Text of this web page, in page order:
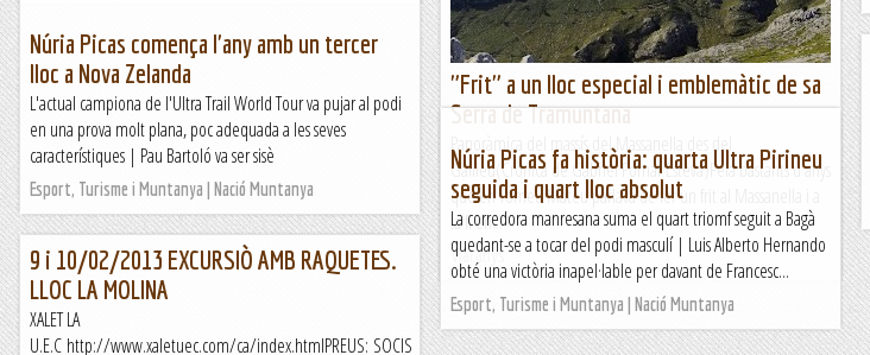
"Frit" a un lloc especial i emblemàtic de sa
Serra de Tramuntana
Panoràmica del massís del Massanella des del
Galileu(Crònica de Gabriel Pomar Esteva)Feia bastants d'anys
que en Tomeu Mateu parlava de fer un frit al Massanella i a
la fi en...
Viaranys
Núria Picas comença l'any amb un tercer
lloc a Nova Zelanda
L'actual campiona de l'Ultra Trail World Tour va pujar al podi
en una prova molt plana, poc adequada a les seves
característiques | Pau Bartoló va ser sisè
Esport, Turisme i Muntanya | Nació Muntanya
Núria Picas fa història: quarta Ultra Pirineu
seguida i quart lloc absolut
La corredora manresana suma el quart triomf seguit a Bagà
quedant-se a tocar del podi masculí | Luis Alberto Hernando
obté una victòria inapel·lable per davant de Francesc...
Esport, Turisme i Muntanya | Nació Muntanya
9 i 10/02/2013 EXCURSIÒ AMB RAQUETES.
LLOC LA MOLINA
XALET LA
U.E.C http://www.xaletuec.com/ca/index.htmlPREUS: SOCIS